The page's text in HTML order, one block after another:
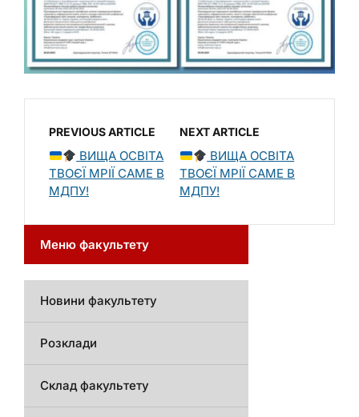
PREVIOUS ARTICLE
ВИЩА ОСВІТА
ТВОЄЇ МРІЇ САМЕ В
МДПУ!
NEXT ARTICLE
ВИЩА ОСВІТА
ТВОЄЇ МРІЇ САМЕ В
МДПУ!
Меню факультету
Новини факультету
Розклади
Склад факультету